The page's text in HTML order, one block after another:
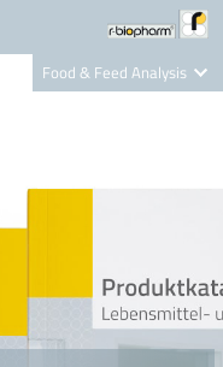
Food & Feed Analysis
Nutrition Care